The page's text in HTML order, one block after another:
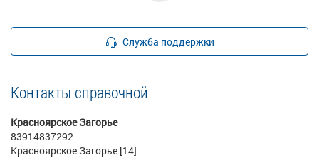
Служба поддержки
Контакты справочной
Красноярское Загорье
83914837292
Красноярское Загорье [14]